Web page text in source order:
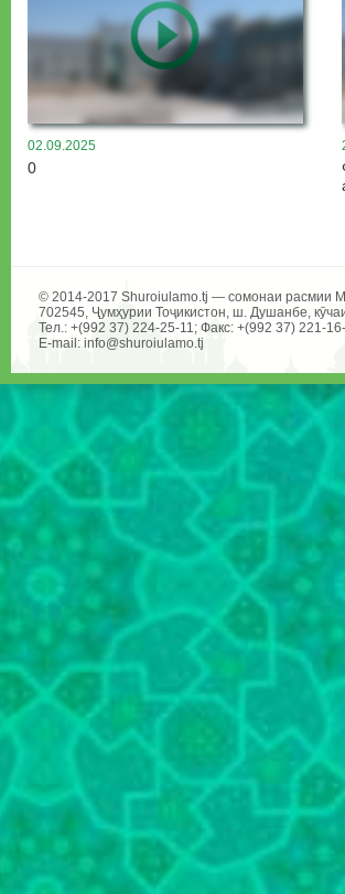
02.09.2025
0
© 2014-2017 Shuroiulamo.tj — сомонаи расмии
702545, Ҷумҳурии Тоҷикистон, ш. Душанбе,
Тел.: +(992 37) 224-25-11; Факс: +(992 37) 221-
E-mail: info@shuroiulamo.tj